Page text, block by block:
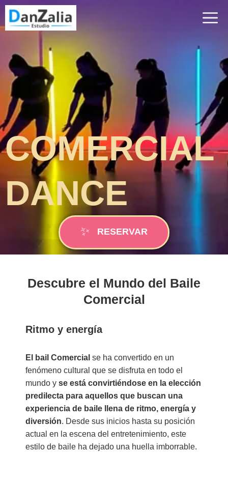
COMERCIAL
DANCE
RESERVAR
Descubre el Mundo del Baile
Comercial
Ritmo y energía
El bail Comercial se ha convertido en un
fenómeno cultural que se disfruta en todo el
mundo y se está convirtiéndose en la elección
predilecta para aquellos que buscan una
experiencia de baile llena de ritmo, energía y
diversión. Desde sus inicios hasta su posición
actual en la escena del entretenimiento, este
estilo de baile ha dejado una huella imborrable.